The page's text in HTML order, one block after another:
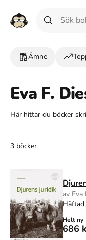
Ämne
Eva F.
Här hittar du böcker
3 böcker
av Eva
Helt ny
686